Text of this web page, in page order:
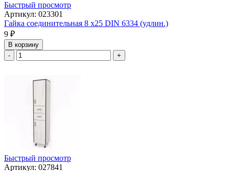
Быстрый просмотр
Артикул: 023301
Гайка соединительная 8 х25 DIN 6334 (удлин.)
9 ₽
В корзину
-
+
Быстрый просмотр
Артикул: 027841